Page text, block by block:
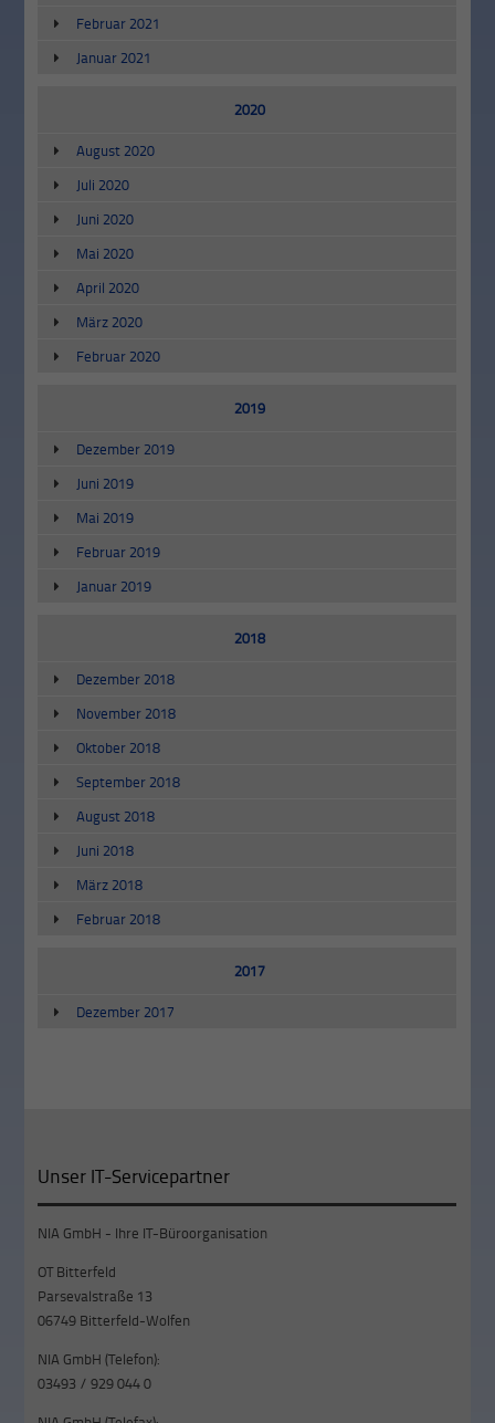
Februar 2021
Januar 2021
2020
August 2020
Juli 2020
Juni 2020
Mai 2020
April 2020
März 2020
Februar 2020
2019
Dezember 2019
Juni 2019
Mai 2019
Februar 2019
Januar 2019
2018
Dezember 2018
November 2018
Oktober 2018
September 2018
August 2018
Juni 2018
März 2018
Februar 2018
2017
Dezember 2017
Unser IT-Servicepartner
NIA GmbH - Ihre IT-Büroorganisation
OT Bitterfeld
Parsevalstraße 13
06749 Bitterfeld-Wolfen
NIA GmbH (Telefon):
03493 / 929 044 0